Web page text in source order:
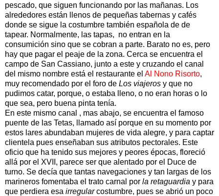
pescado, que siguen funcionando por las mañanas. Los
alrededores están llenos de pequeñas tabernas y cafés
donde se sigue la costumbre también española de de
tapear. Normalmente, las tapas, no entran en la
consumición sino que se cobran a parte. Barato no es, pero
hay que pagar el peaje de la zona. Cerca se encuentra el
campo de San Cassiano, junto a este y cruzando el canal
del mismo nombre está el restaurante el Al Nono Risorto,
muy recomendado por el foro de Los viajeros y que no
pudimos catar, porque, o estaba lleno, o no eran horas o lo
que sea, pero buena pinta tenía.
En este mismo canal , mas abajo, se encuentra el famoso
puente de las Tetas, llamado así porque en su momento por
estos lares abundaban mujeres de vida alegre, y para captar
clientela pues enseñaban sus atributos pectorales. Este
oficio que ha tenido sus mejores y peores épocas, floreció
allá por el XVII, parece ser que alentado por el Duce de
turno. Se decía que tantas navegaciones y tan largas de los
marineros fomentaba el trato carnal por la retaguardia y para
que perdiera esa irregularcostumbre, pues se abrió un poco